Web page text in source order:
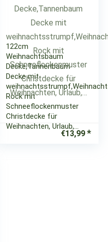
122cm
Weihnachtsbaum
Decke,Tannenbaum
Decke mit
Rock mit
Schneeflockenmuster
Christdecke für
Weihnachten, Urlaub,…
€13,99